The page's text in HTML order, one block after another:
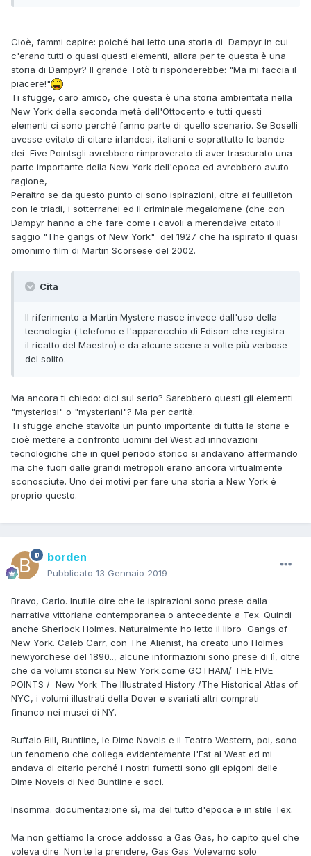
Cioè, fammi capire: poiché hai letto una storia di Dampyr in cui
c'erano tutti o quasi questi elementi, allora per te questa è una
storia di Dampyr? Il grande Totò ti risponderebbe: "Ma mi faccia il
piacere!"
Ti sfugge, caro amico, che questa è una storia ambientata nella
New York della seconda metà dell'Ottocento e tutti questi
elementi ci sono perché fanno parte di quello scenario. Se Boselli
avesse evitato di citare irlandesi, italiani e soprattutto le bande
dei Five Pointsgli avrebbero rimproverato di aver trascurato una
parte importante della New York dell'epoca ed avrebbero avuto
ragione,
Peraltro se da questo punto ci sono ispirazioni, oltre ai feuilleton
con le triadi, i sotterranei ed il criminale megalomane (che con
Dampyr hanno a che fare come i cavoli a merenda)va citato il
saggio "The gangs of New York" del 1927 che ha ispirato il quasi
omonimo film di Martin Scorsese del 2002.
Cita
Il riferimento a Martin Mystere nasce invece dall'uso della
tecnologia ( telefono e l'apparecchio di Edison che registra
il ricatto del Maestro) e da alcune scene a volte più verbose
del solito.
Ma ancora ti chiedo: dici sul serio? Sarebbero questi gli elementi
"mysteriosi" o "mysteriani"? Ma per carità.
Ti sfugge anche stavolta un punto importante di tutta la storia e
cioè mettere a confronto uomini del West ad innovazioni
tecnologiche che in quel periodo storico si andavano affermando
ma che fuori dalle grandi metropoli erano ancora virtualmente
sconosciute. Uno dei motivi per fare una storia a New York è
proprio questo.
borden
Pubblicato 13 Gennaio 2019
Bravo, Carlo. Inutile dire che le ispirazioni sono prese dalla
narrativa vittoriana contemporanea o antecedente a Tex. Quindi
anche Sherlock Holmes. Naturalmente ho letto il libro Gangs of
New York. Caleb Carr, con The Alienist, ha creato uno Holmes
newyorchese del 1890.., alcune informazioni sono prese di lì, oltre
che da volumi storici su New York.come GOTHAM/ THE FIVE
POINTS / New York The Illustrated History /The Historical Atlas of
NYC, i volumi illustrati della Dover e svariati altri comprati
financo nei musei di NY.
Buffalo Bill, Buntline, le Dime Novels e il Teatro Western, poi, sono
un fenomeno che collega evidentemente l'Est al West ed mi
andava di citarlo perché i nostri fumetti sono gli epigoni delle
Dime Novels di Ned Buntline e soci.
Insomma. documentazione sì, ma del tutto d'epoca e in stile Tex.
Ma non gettiamo la croce addosso a Gas Gas, ho capito quel che
voleva dire. Non te la prendere, Gas Gas. Volevamo solo